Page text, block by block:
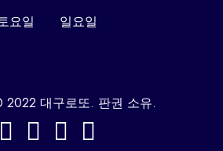
요일
일요일
2022 대구로또. 판권 소유.